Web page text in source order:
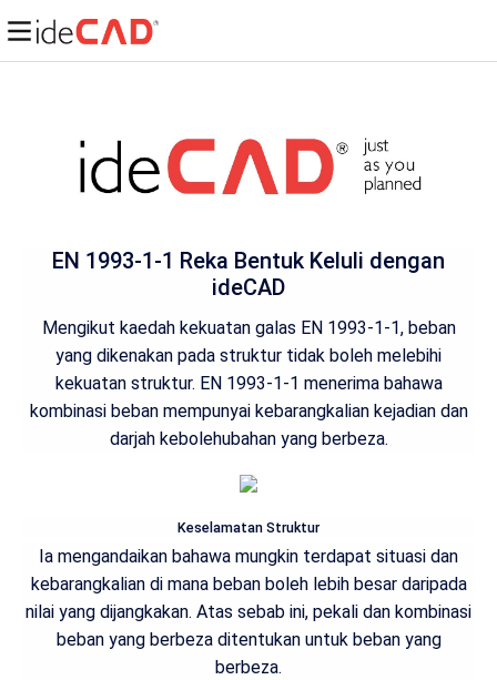
EN 1993-1-1 Reka Bentuk Keluli dengan
ideCAD
Mengikut kaedah kekuatan galas EN 1993-1-1, beban
yang dikenakan pada struktur tidak boleh melebihi
kekuatan struktur. EN 1993-1-1 menerima bahawa
kombinasi beban mempunyai kebarangkalian kejadian dan
darjah kebolehubahan yang berbeza.
Keselamatan Struktur
Ia mengandaikan bahawa mungkin terdapat situasi dan
kebarangkalian di mana beban boleh lebih besar daripada
nilai yang dijangkakan. Atas sebab ini, pekali dan kombinasi
beban yang berbeza ditentukan untuk beban yang
berbeza.